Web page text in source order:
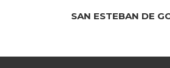
SAN ESTEBAN DE